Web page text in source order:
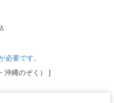
必要です。
縄のぞく）